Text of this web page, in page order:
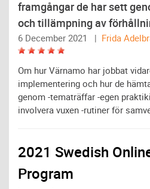
framgångar de har sett
och tillämpning av
6 December 2021 | Frida
Om hur Värnamo har jobbat
implementering och hur de
genom -tematräffar -egen
involvera vuxen -rutiner för
2021 Swedish
Program